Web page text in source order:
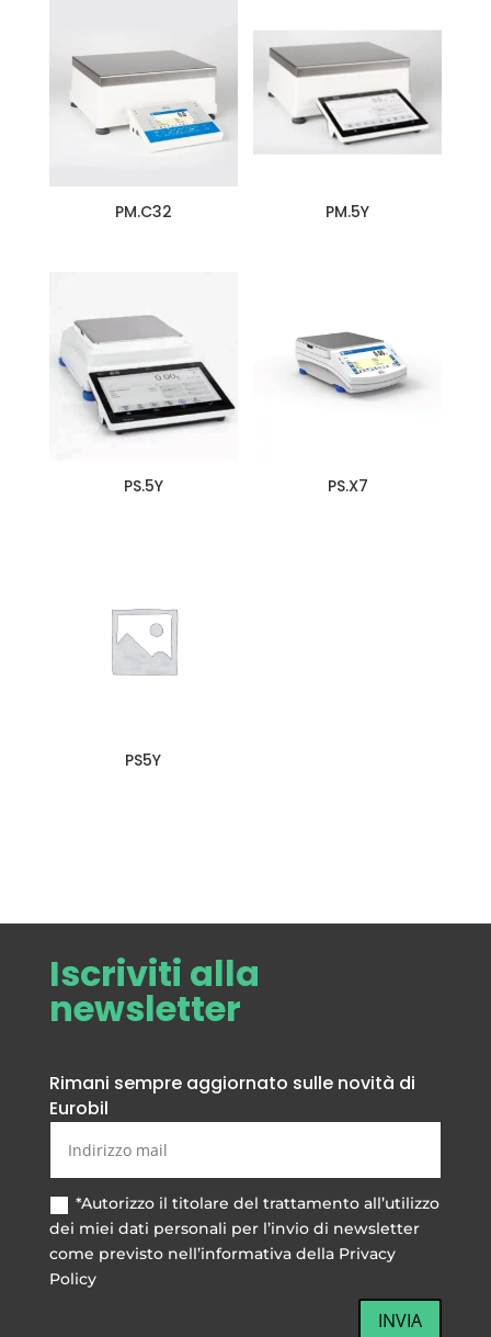
PM.C32 PM.5Y
PS.5Y PS.X7
PS5Y
Iscriviti alla
newsletter
Rimani sempre aggiornato sulle novità di
Eurobil
*Autorizzo il titolare del trattamento all’utilizzo
dei miei dati personali per l’invio di newsletter
come previsto nell’informativa della Privacy
Policy
INVIA